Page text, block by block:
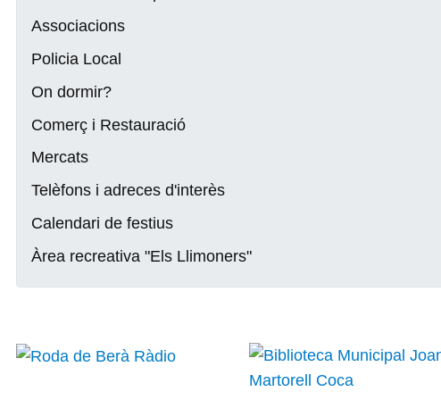
Associacions
Policia Local
On dormir?
Comerç i Restauració
Mercats
Telèfons i adreces d'interès
Calendari de festius
Àrea recreativa "Els Llimoners"